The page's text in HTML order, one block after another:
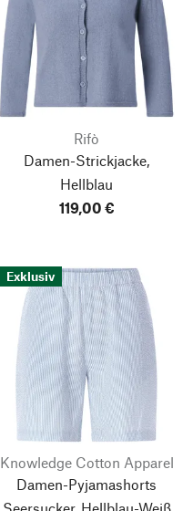
Rifò
Damen-Strickjacke,
Hellblau
119,00 €
Exklusiv
Knowledge Cotton Apparel
Damen-Pyjamashorts